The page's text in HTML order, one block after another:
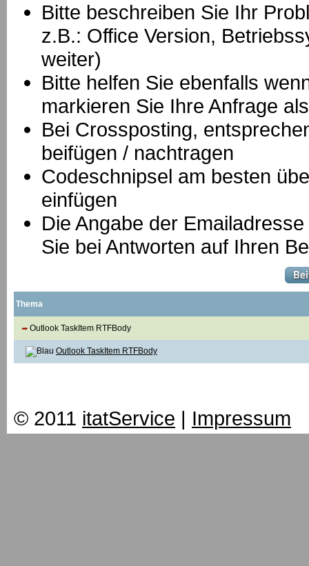
Bitte beschreiben Sie Ihr
z.B.: Office Version,
weiter)
Bitte helfen Sie ebenfalls
markieren Sie Ihre Anfrage
Bei Crossposting,
beifügen / nachtragen
Codeschnipsel am besten
einfügen
Die Angabe der
Sie bei Antworten auf Ihren
Thema
Outlook TaskItem RTFBody
Outlook TaskItem RTFBody
© 2011 itatService | Impressum